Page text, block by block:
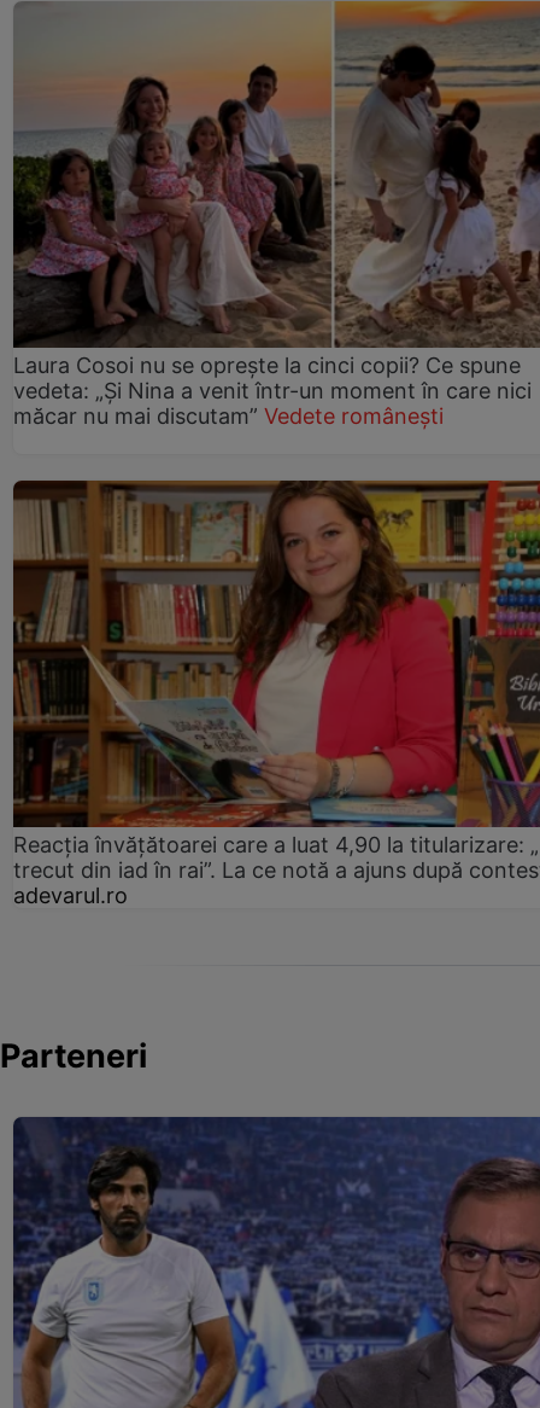
Laura Cosoi nu se oprește la cinci copii? Ce spune
vedeta: „Și Nina a venit într-un moment în care nici
măcar nu mai discutam” Vedete românești
Reacția învățătoarei care a luat 4,90 la titularizare:
trecut din iad în rai”. La ce notă a ajuns după
adevarul.ro
Parteneri